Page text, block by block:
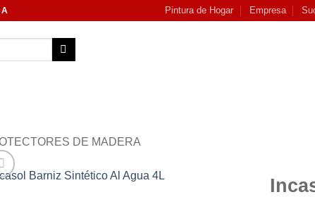
Pintura de Hogar Empresa
DE MADERA